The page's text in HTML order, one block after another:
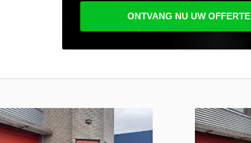
ONTVANG NU UW OFFERTE